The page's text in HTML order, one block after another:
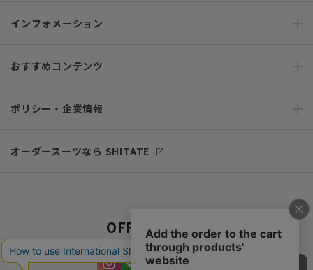
インフォメーション
おすすめコンテンツ
ポリシー・企業情報
オーダースーツなら SHITATE
OFFICIAL SNS